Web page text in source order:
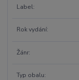
Label
Rok vydání
Žánr
Typ obalu